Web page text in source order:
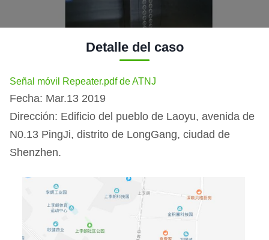
Detalle del caso
Señal móvil Repeater.pdf de ATNJ
Fecha: Mar.13 2019
Dirección: Edificio del pueblo de Laoyu, avenida de
N0.13 PingJi, distrito de LongGang, ciudad de
Shenzhen.